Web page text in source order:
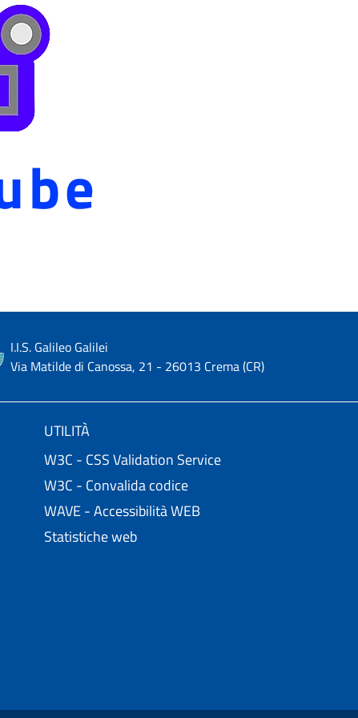
I.I.S. Galileo Galilei
Via Matilde di Canossa, 21 - 26013 Crema (CR)
UTILITÀ
W3C - CSS Validation Service
W3C - Convalida codice
WAVE - Accessibilità WEB
Statistiche web